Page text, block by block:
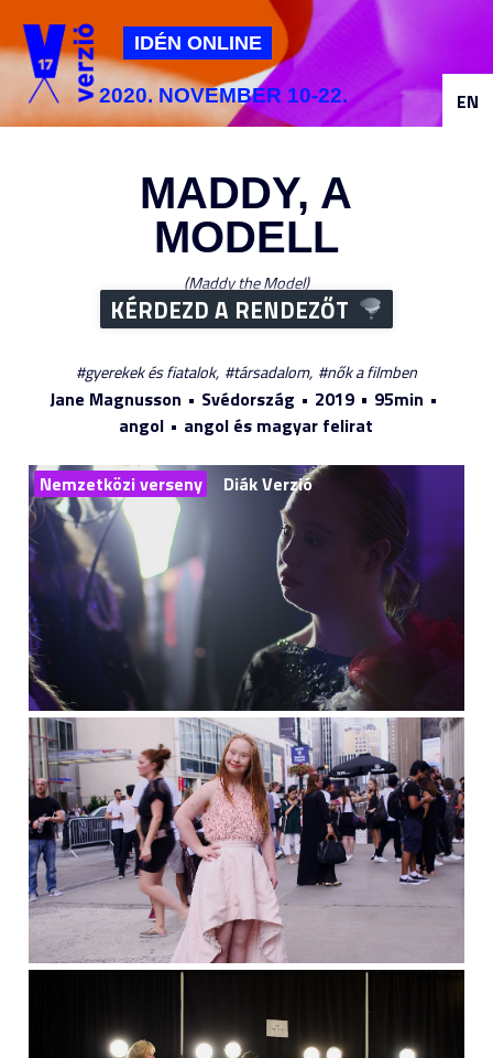
Jump to navigation
IDÉN ONLINE
2020. NOVEMBER 10-22.
MADDY, A
MODELL
Maddy the Model
KÉRDEZD A RENDEZŐT
gyerekek és fiatalok társadalom nők a filmben
Jane Magnusson Svédország 2019
95min
angol
angol és magyar felirat
Nemzetközi verseny Diák Verzió
EN